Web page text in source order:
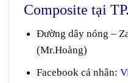
Composite tại
Đường dây nóng –
(Mr.Hoàng)
Facebook cá nhân: